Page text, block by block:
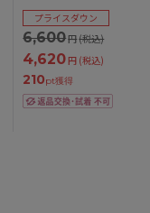
6,600円(税込)
プライスダウン
4,620円 (税込)
210pt獲得